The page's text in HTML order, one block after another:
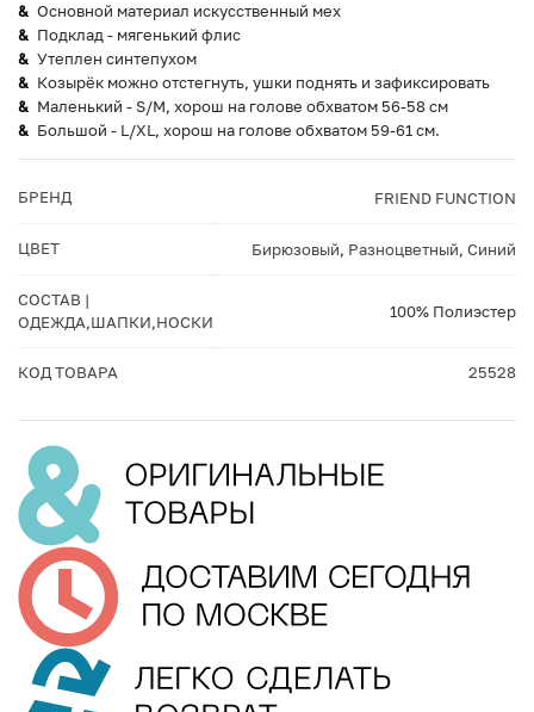
Основной материал искусственный мех
Подклад - мягенький флис
Утеплен синтепухом
Козырёк можно отстегнуть, ушки поднять и зафиксировать
Маленький - S/M, хорош на голове обхватом 56-58 см
Большой - L/XL, хорош на голове обхватом 59-61 см.
БРЕНД FRIEND FUNCTION
ЦВЕТ Бирюзовый, Разноцветный, Синий
СОСТАВ |
ОДЕЖДА,ШАПКИ,НОСКИ
100% Полиэстер
КОД ТОВАРА 25528